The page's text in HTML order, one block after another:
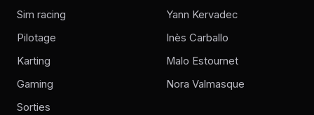
Sim racing
Pilotage
Karting
Gaming
Sorties
Yann Kervadec
Inès Carballo
Malo Estournet
Nora Valmasque